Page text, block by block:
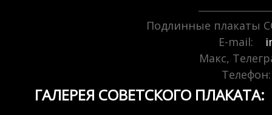
Подлинные плакаты
E-mail:
Макс,
Телефон:
ГАЛЕРЕЯ СОВЕТСКОГО ПЛАКАТА: